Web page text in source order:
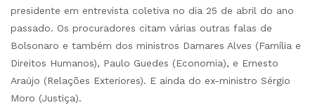
presidente em entrevista coletiva no dia 25 de abril do ano
passado. Os procuradores citam várias outras falas de
Bolsonaro e também dos ministros Damares Alves (Família e
Direitos Humanos), Paulo Guedes (Economia), e Ernesto
Araújo (Relações Exteriores). E ainda do ex-ministro Sérgio
Moro (Justiça).